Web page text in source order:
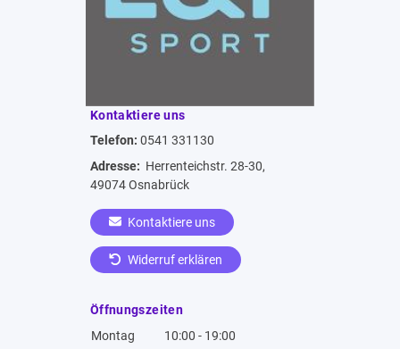
Kontaktiere uns
Telefon: 0541 331130
Adresse: Herrenteichstr. 28-30,
49074 Osnabrück
Kontaktiere uns
Widerruf erklären
Öffnungszeiten
Montag
10:00 - 19:00